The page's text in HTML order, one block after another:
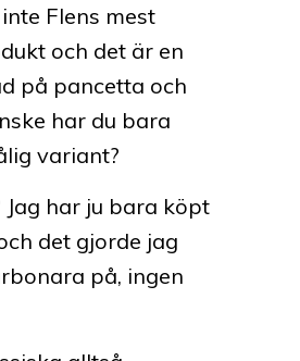
Flens mest
och det är en
på pancetta och
har du bara
variant?
Jag har ju bara köpt
det gjorde jag
på, ingen